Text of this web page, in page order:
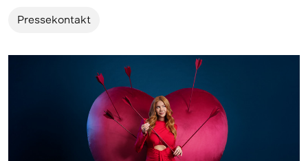
Pressekontakt